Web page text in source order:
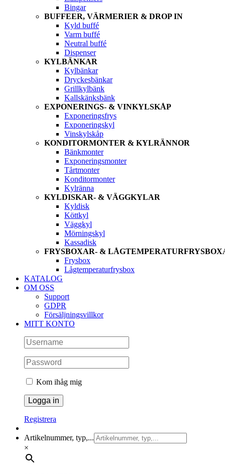
Bingar
BUFFEER, VÄRMERIER & DROP IN
Kyld buffé
Varm buffé
Neutral buffé
Dispenser
KYLBÄNKAR
Kylbänkar
Dryckesbänkar
Grillkylbänk
Kallskänksbänk
EXPONERINGS- & VINKYLSKÅP
Exponeringsfrys
Exponeringskyl
Vinskylskåp
KONDITORMONTER & KYLRÄNNOR
Bänkmonter
Exponeringsmonter
Tårtmonter
Konditormonter
Kylränna
KYLDISKAR- & VÄGGKYLAR
Kyldisk
Köttkyl
Väggkyl
Mörningskyl
Kassadisk
FRYSBOXAR- &
Frysbox
Lågtemperaturfrysbox
KATALOG
OM OSS
Support
GDPR
Försäljningsvillkor
MITT KONTO
Kom ihåg mig
Registrera
Artikelnummer, typ,...
×